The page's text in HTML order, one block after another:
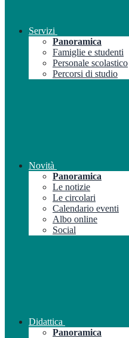
Servizi
Panoramica
Famiglie e studenti
Personale scolastico
Percorsi di studio
Novità
Panoramica
Le notizie
Le circolari
Calendario eventi
Albo online
Social
Didattica
Panoramica